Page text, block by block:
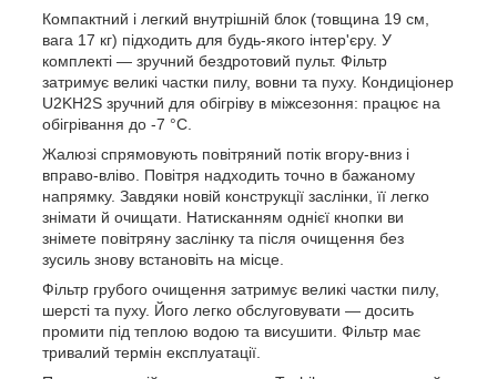
Компактний і легкий внутрішній блок (товщина 19 см,
вага 17 кг) підходить для будь-якого інтер'єру. У
комплекті — зручний бездротовий пульт. Фільтр
затримує великі частки пилу, вовни та пуху. Кондиціонер
U2KH2S зручний для обігріву в міжсезоння: працює на
обігрівання до -7 °C.
Жалюзі спрямовують повітряний потік вгору-вниз і
вправо-вліво. Повітря надходить точно в бажаному
напрямку. Завдяки новій конструкції заслінки, її легко
знімати й очищати. Натисканням однієї кнопки ви
знімете повітряну заслінку та після очищення без
зусиль знову встановіть на місце.
Фільтр грубого очищення затримує великі частки пилу,
шерсті та пуху. Його легко обслуговувати — досить
промити під теплою водою та висушити. Фільтр має
тривалий термін експлуатації.